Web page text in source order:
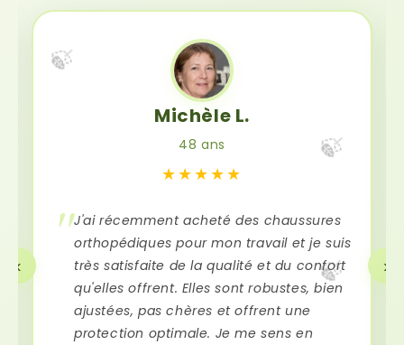
🍃
🍃
🍃
Michèle L.
48 ans
★★★★★
J'ai récemment acheté des chaussures
orthopédiques pour mon travail et je suis
très satisfaite de la qualité et du confort
qu'elles offrent. Elles sont robustes, bien
ajustées, pas chères et offrent une
protection optimale. Je me sens en
‹ ›